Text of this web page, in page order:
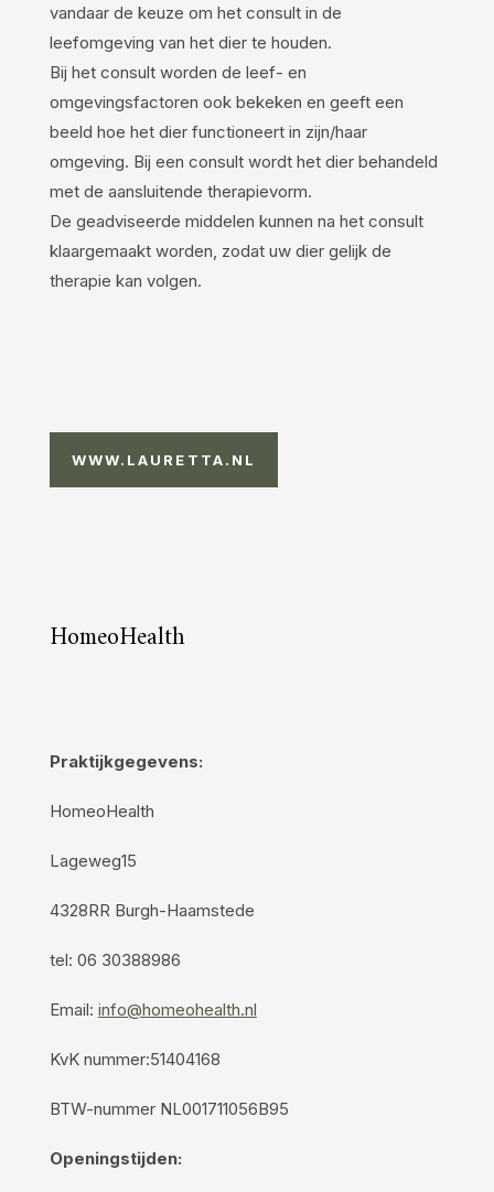
vandaar de keuze om het consult in de
leefomgeving van het dier te houden.
Bij het consult worden de leef- en
omgevingsfactoren ook bekeken en geeft een
beeld hoe het dier functioneert in zijn/haar
omgeving. Bij een consult wordt het dier behandeld
met de aansluitende therapievorm.
De geadviseerde middelen kunnen na het consult
klaargemaakt worden, zodat uw dier gelijk de
therapie kan volgen.
WWW.LAURETTA.NL
HomeoHealth
Praktijkgegevens:
HomeoHealth
Lageweg15
4328RR Burgh-Haamstede
tel: 06 30388986
Email: info@homeohealth.nl
KvK nummer:51404168
BTW-nummer NL001711056B95
Openingstijden: